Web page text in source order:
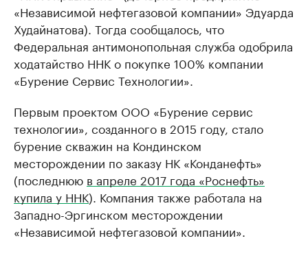
«Независимой нефтегазовой компании» Эдуарда
Худайнатова). Тогда сообщалось, что
Федеральная антимонопольная служба одобрила
ходатайство ННК о покупке 100% компании
«Бурение Сервис Технологии».
Первым проектом ООО «Бурение сервис
технологии», созданного в 2015 году, стало
бурение скважин на Кондинском
месторождении по заказу НК «Конданефть»
(последнюю в апреле 2017 года «Роснефть»
купила у ННК). Компания также работала на
Западно-Эргинском месторождении
«Независимой нефтегазовой компании».